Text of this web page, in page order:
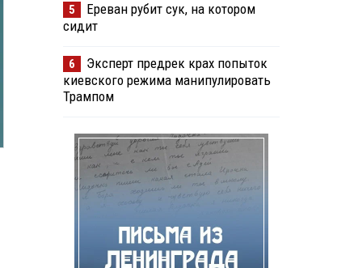
5
Ереван рубит сук, на котором
сидит
6
Эксперт предрек крах попыток
киевского режима манипулировать
Трампом